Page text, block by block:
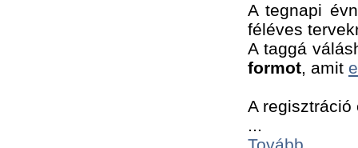
A tegnapi
féléves
A taggá
formot, amit
A
...